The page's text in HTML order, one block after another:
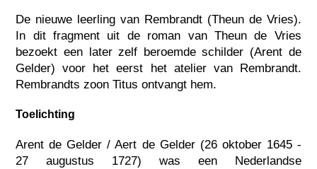
De nieuwe leerling van Rembrandt (Theun de Vries).
In dit fragment uit de roman van Theun de Vries
bezoekt een later zelf beroemde schilder (Arent de
Gelder) voor het eerst het atelier van Rembrandt.
Rembrandts zoon Titus ontvangt hem.
Toelichting
Arent de Gelder / Aert de Gelder (26 oktober 1645 -
27 augustus 1727) was een Nederlandse